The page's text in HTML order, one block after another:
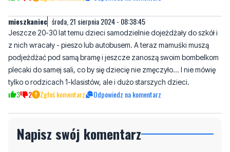
podjeżdżać pod samą bramę i jeszcze zanoszą swoim bombelkom
plecaki do samej sali, co by się dziecię nie zmęczyło... I nie mówię
tylko o rodzicach 1-klasistów, ale i dużo starszych dzieci.
3 2 Zgłoś komentarz Odpowiedz na komentarz
Napisz swój komentarz
komentarze! Jeśli widzisz niestosowny wpis -
kliknij "zgłoś nadużycie".